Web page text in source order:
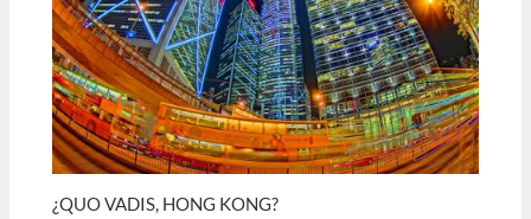
¿QUO VADIS, HONG KONG?